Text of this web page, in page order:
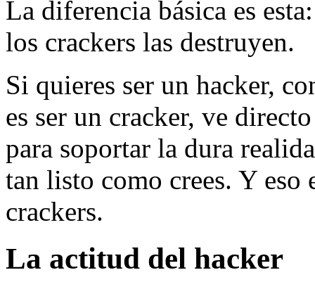
La diferencia básica es
los crackers las destruyen.
Si quieres ser un hacker,
es ser un cracker, ve
para soportar la dura
tan listo como crees. Y
crackers.
La actitud del hacker